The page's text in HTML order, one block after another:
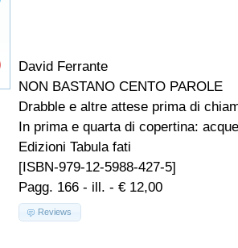
David Ferrante
NON BASTANO CENTO PAROLE
Drabble e altre attese prima di
In prima e quarta di copertina:
Edizioni Tabula fati
[ISBN-979-12-5988-427-5]
Pagg. 166 - ill. - € 12,00
Reviews